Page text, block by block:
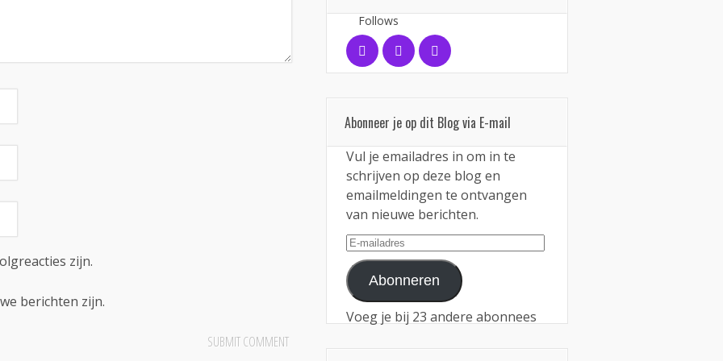
zijn.
berichten zijn.
Follows
Abonneer je op dit Blog via E-mail
Vul je emailadres in om in te
schrijven op deze blog en
emailmeldingen te ontvangen
van nieuwe berichten.
E-
mailadres
Abonneren
Voeg je bij 23 andere abonnees